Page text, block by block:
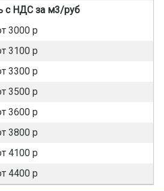
с НДС за м3/руб
3000 р
3100 р
3300 р
3500 р
3600 р
3800 р
4100 р
4400 р